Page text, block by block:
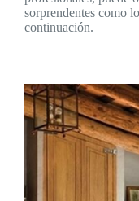
sorprendentes como
continuación.